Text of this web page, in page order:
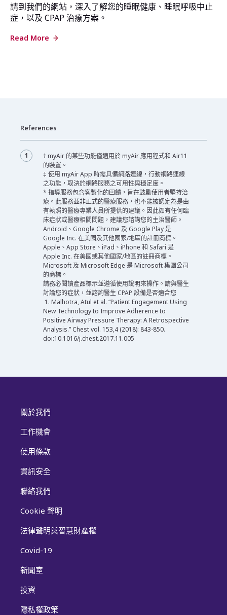
請到我們的網站，深入了解您的睡眠健康、睡眠呼吸中止
症，以及 CPAP 治療方案。
Read More
References
1
† myAir 的某些功能僅適用於 myAir 應用程式和 Air11
的裝置。
‡ 使用 myAir App 時需具備網路連線，行動網路連線
之功能，取決於網路服務之可用性與穩定度。
* 指導服務包含客製化的回饋，旨在鼓勵使用者堅持治
療。此服務並非正式的醫療服務，也不能被認定為是由
有執照的醫療專業人員所提供的建議。因此如有任何臨
床症狀或醫療相關問題，建議您諮詢您的主治醫師。
Android、Google Chrome 及 Google Play 是
Google Inc. 在美國及其他國家/地區的註冊商標。
Apple、App Store、iPad、iPhone 和 Safari 是
Apple Inc. 在美國或其他國家/地區的註冊商標。
Microsoft 及 Microsoft Edge 是 Microsoft 集團公司
的商標。
請務必閱讀產品標示並遵循使用說明來操作。請與醫生
討論您的症狀，並諮詢醫生 CPAP 設備是否適合您
1. Malhotra, Atul et al. “Patient Engagement Using
New Technology to Improve Adherence to
Positive Airway Pressure Therapy: A Retrospective
Analysis.” Chest vol. 153,4 (2018): 843-850.
doi:10.1016/j.chest.2017.11.005
關於我們
工作機會
使用條款
資訊安全
聯絡我們
Cookie 聲明
法律聲明與智慧財產權
Covid-19
新聞室
投資
隱私權政策